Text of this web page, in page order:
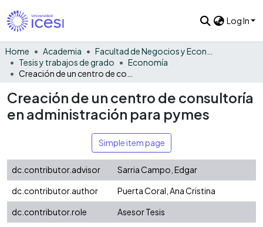
Log In
Home Academia
Tesis y trabajos de grado
Economía
Creación de un centro de consultoría
en administración para pymes
Simple item page
dc.contributor.advisor
Sarria Campo, Edgar
dc.contributor.author
Puerta Coral, Ana Cristina
dc.contributor.role
Asesor Tesis